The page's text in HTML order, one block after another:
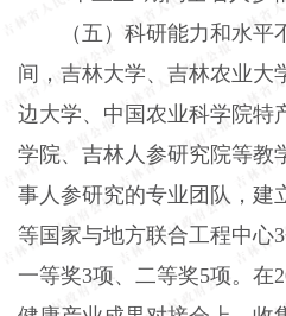
（五）科研能力和水平
间，吉林大学、吉林农业大
边大学、中国农业科学院特
学院、吉林人参研究院等教
事人参研究的专业团队，建
等国家与地方联合工程中心
一等奖3项、二等奖5项。在